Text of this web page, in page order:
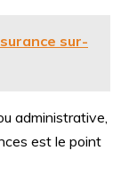
sur-
administrative,
est le point